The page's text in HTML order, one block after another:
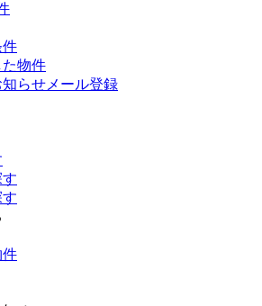
件
物件
らせメール登録
件